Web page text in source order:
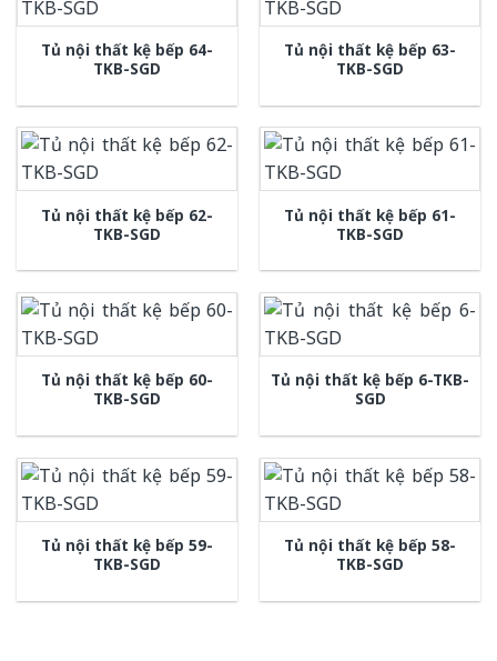
Tủ nội thất kệ bếp 64-
TKB-SGD
Tủ nội thất kệ bếp 63-
TKB-SGD
Tủ nội thất kệ bếp 62-
TKB-SGD
Tủ nội thất kệ bếp 61-
TKB-SGD
Tủ nội thất kệ bếp 60-
TKB-SGD
Tủ nội thất kệ bếp 6-TKB-
SGD
Tủ nội thất kệ bếp 59-
TKB-SGD
Tủ nội thất kệ bếp 58-
TKB-SGD